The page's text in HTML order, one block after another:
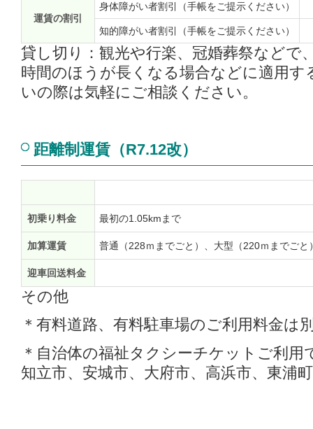
運賃の割引
身体障がい者割引（手帳をご提示ください）
知的障がい者割引（手帳をご提示ください）
貸し切り：観光や行楽、冠婚葬祭などで
時間のほうが長くなる場合などに適用す
いの際は気軽にご相談ください。
距離制運賃（R7.12改）
初乗り料金 最初の1.05kmまで
加算運賃 普通（228ｍまでごと）、大型（220ｍまでごと
迎車回送料金
その他
＊有料道路、有料駐車場のご利用料金は
＊自治体の福祉タクシーチケットご利用
知立市、安城市、大府市、高浜市、東浦